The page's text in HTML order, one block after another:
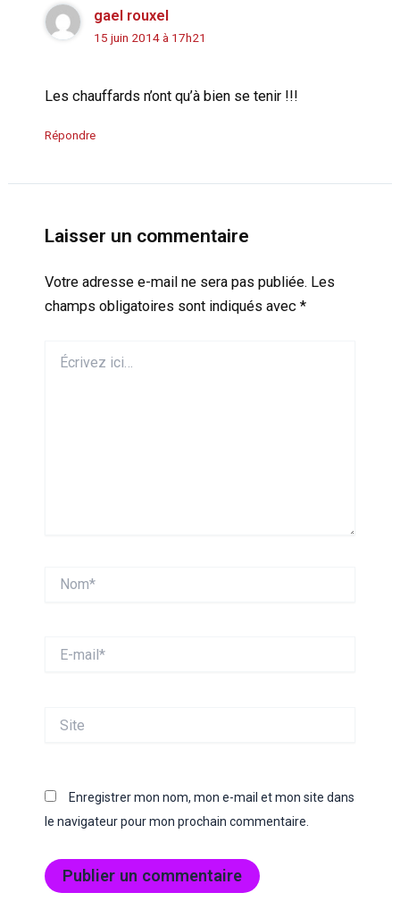
gael rouxel
15 juin 2014 à 17h21
Les chauffards n’ont qu’à bien se tenir !!!
Répondre
Laisser un commentaire
Votre adresse e-mail ne sera pas publiée. Les
champs obligatoires sont indiqués avec *
ici…
mail*
Enregistrer mon nom, mon e-mail et mon site dans
le navigateur pour mon prochain commentaire.